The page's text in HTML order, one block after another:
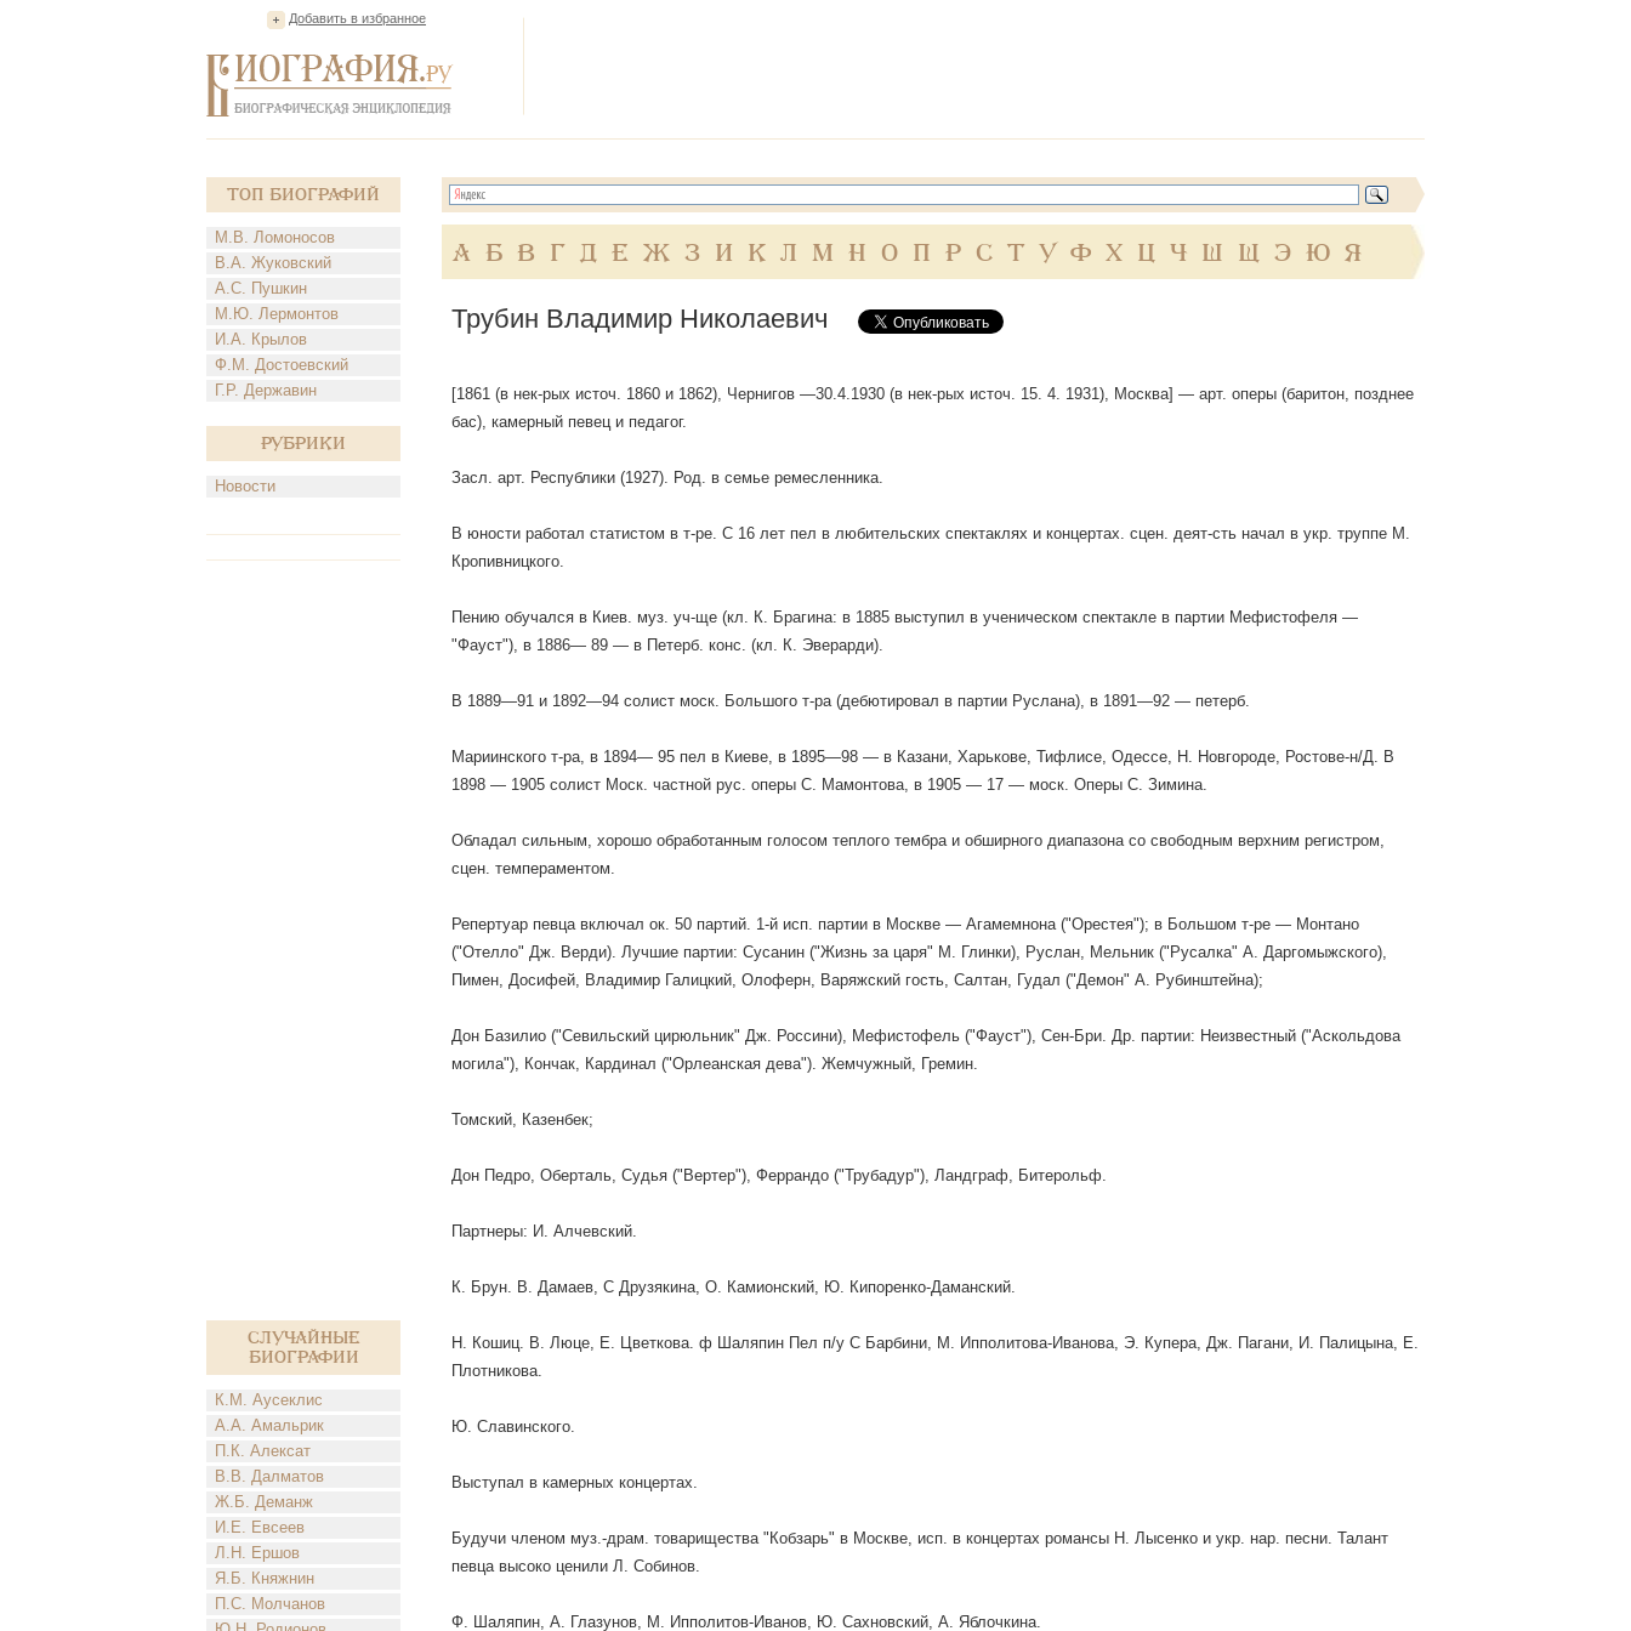
Добавить в избранное
Топ Биографий
М.В. Ломоносов
В.А. Жуковский
А.С. Пушкин
М.Ю. Лермонтов
И.А. Крылов
Ф.М. Достоевский
Г.Р. Державин
Рубрики
Новости
Случайные
биографии
К.М. Аусеклис
А.А. Амальрик
П.К. Алексат
В.В. Далматов
Ж.Б. Деманж
И.Е. Евсеев
Л.Н. Ершов
Я.Б. Княжнин
П.С. Молчанов
А Б В Г Д Е Ж З И К Л М Н О П Р С Т У Ф Х Ц Ч Ш Щ Э Ю Я
Трубин Владимир Николаевич
[1861 (в нек-рых источ. 1860 и 1862), Чернигов —30.4.1930 (в нек-рых источ. 15. 4. 1931), Москва] — арт. оперы (баритон, позднее
бас), камерный певец и педагог.
Засл. арт. Республики (1927). Род. в семье ремесленника.
В юности работал статистом в т-ре. С 16 лет пел в любительских спектаклях и концертах. сцен. деят-сть начал в укр. труппе М.
Кропивницкого.
Пению обучался в Киев. муз. уч-ще (кл. К. Брагина: в 1885 выступил в ученическом спектакле в партии Мефистофеля —
"Фауст"), в 1886— 89 — в Петерб. конс. (кл. К. Эверарди).
В 1889—91 и 1892—94 солист моск. Большого т-ра (дебютировал в партии Руслана), в 1891—92 — петерб.
Мариинского т-ра, в 1894— 95 пел в Киеве, в 1895—98 — в Казани, Харькове, Тифлисе, Одессе, Н. Новгороде, Ростове-н/Д. В
1898 — 1905 солист Моск. частной рус. оперы С. Мамонтова, в 1905 — 17 — моск. Оперы С. Зимина.
Обладал сильным, хорошо обработанным голосом теплого тембра и обширного диапазона со свободным верхним регистром,
сцен. темпераментом.
Репертуар певца включал ок. 50 партий. 1-й исп. партии в Москве — Агамемнона ("Орестея"); в Большом т-ре — Монтано
("Отелло" Дж. Верди). Лучшие партии: Сусанин ("Жизнь за царя" М. Глинки), Руслан, Мельник ("Русалка" А. Даргомыжского),
Пимен, Досифей, Владимир Галицкий, Олоферн, Варяжский гость, Салтан, Гудал ("Демон" А. Рубинштейна);
Дон Базилио ("Севильский цирюльник" Дж. Россини), Мефистофель ("Фауст"), Сен-Бри. Др. партии: Неизвестный ("Аскольдова
могила"), Кончак, Кардинал ("Орлеанская дева"). Жемчужный, Гремин.
Томский, Казенбек;
Дон Педро, Оберталь, Судья ("Вертер"), Феррандо ("Трубадур"), Ландграф, Битерольф.
Партнеры: И. Алчевский.
К. Брун. В. Дамаев, С Друзякина, О. Камионский, Ю. Кипоренко-Даманский.
Н. Кошиц. В. Люце, Е. Цветкова. ф Шаляпин Пел п/у С Барбини, М. Ипполитова-Иванова, Э. Купера, Дж. Пагани, И. Палицына, Е.
Плотникова.
Ю. Славинского.
Выступал в камерных концертах.
Будучи членом муз.-драм. товарищества "Кобзарь" в Москве, исп. в концертах романсы Н. Лысенко и укр. нар. песни. Талант
певца высоко ценили Л. Собинов.
Ф. Шаляпин, А. Глазунов, М. Ипполитов-Иванов, Ю. Сахновский, А. Яблочкина.